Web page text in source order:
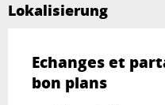
Lokalisierung
Echanges et
bon plans